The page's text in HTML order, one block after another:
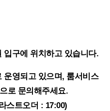
입구에 위치하고 있습니다.
운영되고 있으며, 룸서비스
로 문의해주세요.
스트오더 : 17:00)